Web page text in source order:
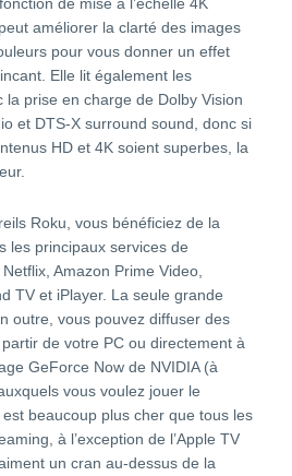
améliorer la clarté des images
pour vous donner un effet
Elle lit également les
la prise en charge de Dolby Vision
et DTS-X surround sound, donc si
HD et 4K soient superbes, la
Roku, vous bénéficiez de la
les principaux services de
Amazon Prime Video,
TV et iPlayer. La seule grande
outre, vous pouvez diffuser des
de votre PC ou directement à
GeForce Now de NVIDIA (à
vous voulez jouer le
beaucoup plus cher que tous les
à l’exception de l’Apple TV
un cran au-dessus de la